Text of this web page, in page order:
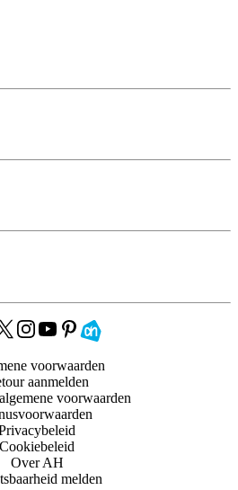
voorwaarden
aanmelden
voorwaarden
Cookiebeleid
Over AH
melden